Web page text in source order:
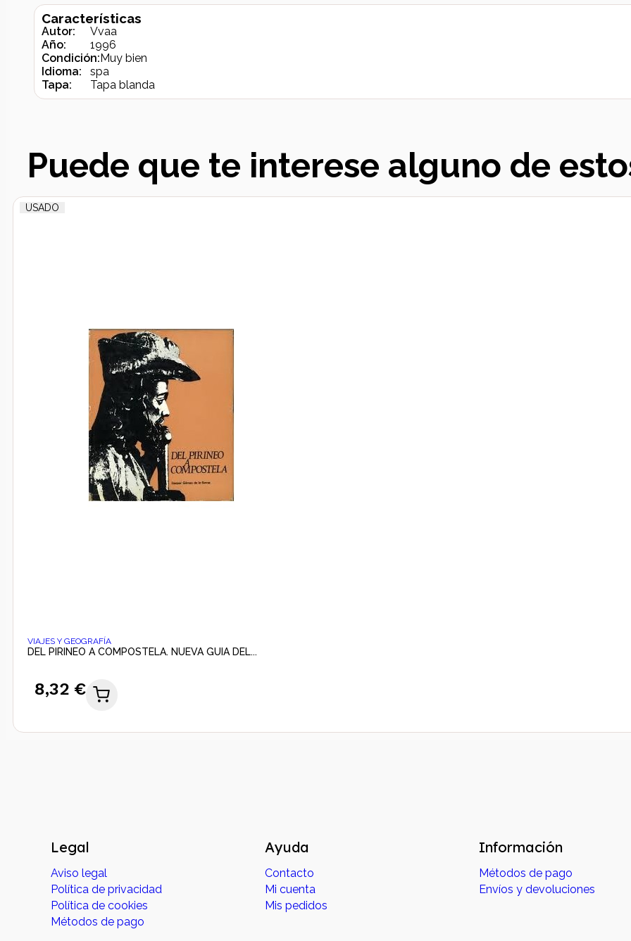
Características
Autor:
Vvaa
Año:
1996
Condición:Muy bien
Idioma:
spa
Tapa:
Tapa blanda
Puede que te interese alguno de
USADO
VIAJES Y GEOGRAFÍA
DEL PIRINEO A COMPOSTELA. NUEVA GUIA DEL...
8,32 €
Legal
Aviso legal
Política de privacidad
Política de cookies
Métodos de pago
Ayuda
Contacto
Mi cuenta
Mis pedidos
Información
Métodos de pago
Envíos y devoluciones